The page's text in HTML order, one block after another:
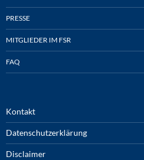
PRESSE
MITGLIEDER IM FSR
FAQ
Kontakt
Datenschutzerklärung
Disclaimer